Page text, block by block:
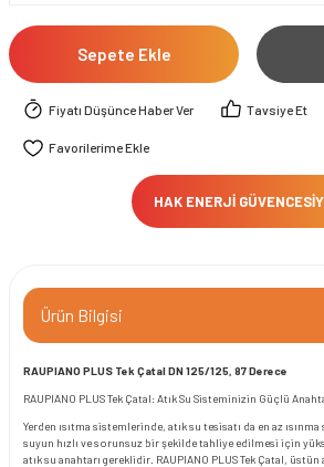
Sepete Ekle
Fiyatı Düşünce Haber Ver Tavsiye Et
HAK ENERJİ
Ürün Bilgisi
RAUPIANO PLUS Tek Çatal DN 125/125, 87 Derece
RAUPIANO PLUS Tek Çatal: Atık Su Sisteminizin Güçlü
Yerden ısıtma sistemlerinde, atık su tesisatı da en az
suyun hızlı ve sorunsuz bir şekilde tahliye edilmesi için
atık su anahtarı gereklidir. RAUPIANO PLUS Tek Çatal, üstün